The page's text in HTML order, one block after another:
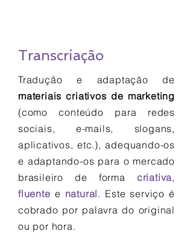
Transcriação
Tradução e adaptação de
materiais criativos de marketing
(como conteúdo para redes
sociais, e-mails, slogans,
aplicativos, etc.), adequando-os
e adaptando-os para o mercado
brasileiro de forma criativa,
fluente e natural. Este serviço é
cobrado por palavra do original
ou por hora.